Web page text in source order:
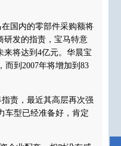
国内的零部件采购额将
研发的指责，宝马特意
来将达到4亿元。华晨宝
而到2007年将增加到83
责，最近其高层再次强
车型已经准备好，肯定